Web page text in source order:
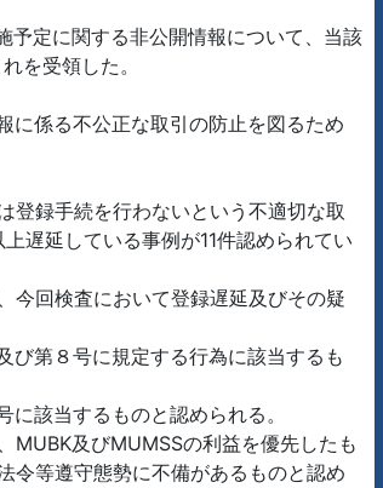
予定に関する非公開情報について、当該
を受領した。
に係る不公正な取引の防止を図るため
登録手続を行わないという不適切な取
遅延している事例が11件認められてい
今回検査において登録遅延及びその疑
び第８号に規定する行為に該当するも
該当するものと認められる。
MUBK及びMUMSSの利益を優先したも
令等遵守態勢に不備があるものと認め